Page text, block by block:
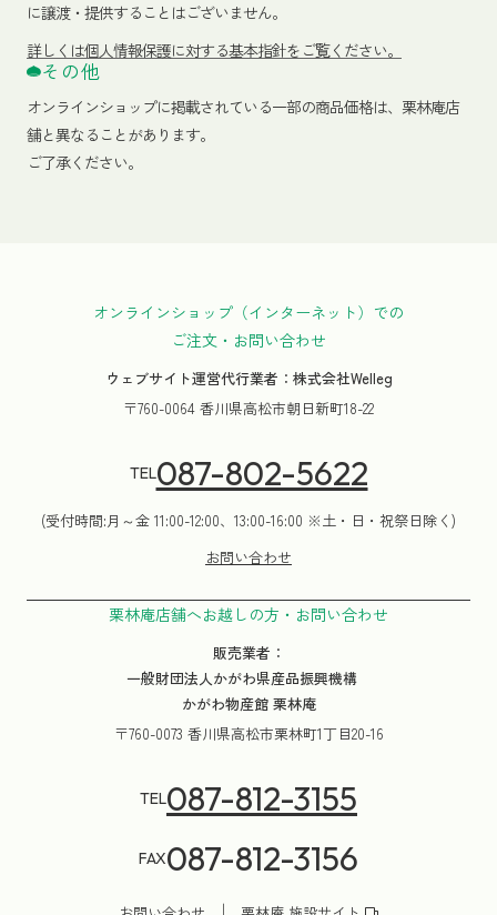
に譲渡・提供することはございません。
詳しくは個人情報保護に対する基本指針をご覧ください。
その他
オンラインショップに掲載されている一部の商品価格は、栗林庵店
舗と異なることがあります。
ご了承ください。
オンラインショップ（インターネット）での
ご注文・お問い合わせ
ウェブサイト運営代行業者：株式会社Welleg
〒760-0064 香川県高松市朝日新町18-22
TEL087-802-5622
(受付時間:月～金 11:00-12:00、13:00-16:00 ※土・日・祝祭日除く)
お問い合わせ
栗林庵店舗へお越しの方・お問い合わせ
販売業者：
一般財団法人かがわ県産品振興機構
かがわ物産館 栗林庵
〒760-0073 香川県高松市栗林町1丁目20-16
TEL087-812-3155
FAX087-812-3156